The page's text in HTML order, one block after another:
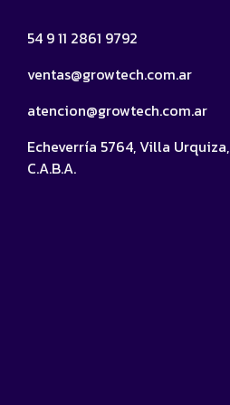
54 9 11 2861 9792
ventas@growtech.com.ar
atencion@growtech.com.ar
Echeverría 5764, Villa Urquiza,
C.A.B.A.